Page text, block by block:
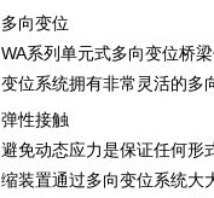
多向变位
WA系列单元式多向变位桥梁
变位系统拥有非常灵活的多
弹性接触
避免动态应力是保证任何形
缩装置通过多向变位系统大